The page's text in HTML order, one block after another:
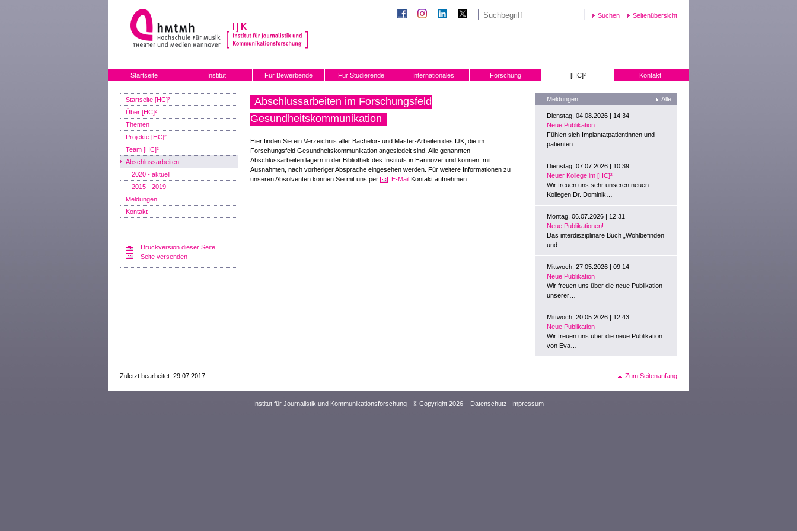
Seitenübersicht
Startseite Institut Für Bewerbende Für Studierende Internationales Forschung [HC]² Kontakt
Startseite [HC]²
Über [HC]²
Themen
Projekte [HC]²
Team [HC]²
Abschlussarbeiten
2020 - aktuell
2015 - 2019
Meldungen
Kontakt
Druckversion dieser Seite
Seite versenden
Abschlussarbeiten im Forschungsfeld
Gesundheitskommunikation
Hier finden Sie ein Verzeichnis aller Bachelor- und Master-Arbeiten des IJK, die im
Forschungsfeld Gesundheitskommunikation angesiedelt sind. Alle genannten
Abschlussarbeiten lagern in der Bibliothek des Instituts in Hannover und können, mit
Ausnahmen, nach vorheriger Absprache eingesehen werden. Für weitere Informationen zu
unseren Absolventen können Sie mit uns per
E-Mail Kontakt aufnehmen.
Meldungen Alle
Dienstag, 04.08.2026 | 14:34
Neue Publikation
Fühlen sich Implantatpatientinnen und -
patienten…
Dienstag, 07.07.2026 | 10:39
Neuer Kollege im [HC]²
Wir freuen uns sehr unseren neuen
Kollegen Dr. Dominik…
Montag, 06.07.2026 | 12:31
Neue Publikationen!
Das interdisziplinäre Buch „Wohlbefinden
und…
Mittwoch, 27.05.2026 | 09:14
Neue Publikation
Wir freuen uns über die neue Publikation
unserer…
Mittwoch, 20.05.2026 | 12:43
Neue Publikation
Wir freuen uns über die neue Publikation
von Eva…
Zuletzt bearbeitet: 29.07.2017 Zum Seitenanfang
Institut für Journalistik und Kommunikationsforschung - © Copyright 2026 – Datenschutz -Impressum